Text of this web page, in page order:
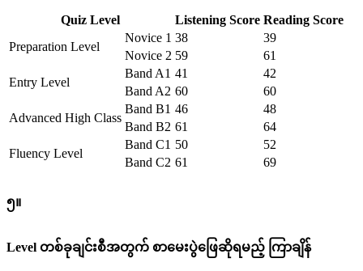
Quiz Level Listening Score Reading Score
Preparation Level
Novice 1 38
39
Novice 2 59
61
Entry Level
Band A1 41
42
Band A2 60
60
Advanced High Class
Band B1 46
48
Band B2 61
64
Fluency Level
Band C1 50
52
Band C2 61 69
၅။
Level တစ်ခုချင်းစီအတွက် စာမေးပွဲဖြေဆိုရမည့် ကြာချိန်